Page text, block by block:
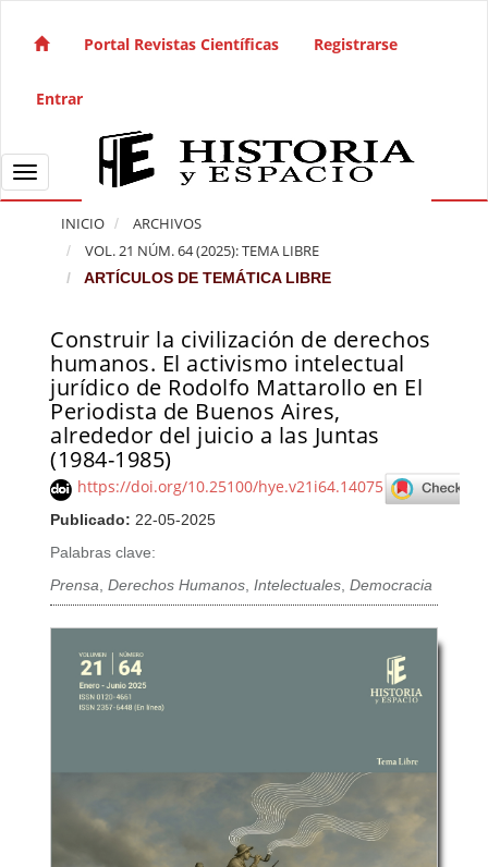
Navegación principal
Barra lateral
Portal Revistas Científicas Registrarse
Entrar
Toggle navigation
INICIO
ARCHIVOS
VOL. 21 NÚM. 64 (2025): TEMA LIBRE
ARTÍCULOS DE TEMÁTICA LIBRE
Construir la civilización de derechos
humanos. El activismo intelectual
jurídico de Rodolfo Mattarollo en El
Periodista de Buenos Aires,
alrededor del juicio a las Juntas
(1984-1985)
https://doi.org/10.25100/hye.v21i64.14075
Publicado: 22-05-2025
Palabras clave:
Prensa,Derechos Humanos,Intelectuales,Democracia
Barra lateral del artículo